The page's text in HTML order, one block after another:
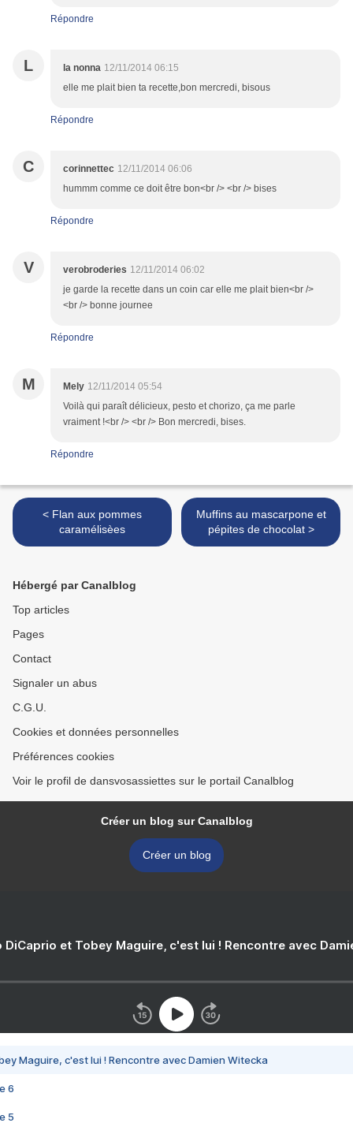
Répondre
L la nonna 12/11/2014 06:15
elle me plait bien ta recette,bon mercredi, bisous
Répondre
C corinnettec 12/11/2014 06:06
hummm comme ce doit être bon<br /> <br /> bises
Répondre
V verobroderies 12/11/2014 06:02
je garde la recette dans un coin car elle me plait bien<br />
<br /> bonne journee
Répondre
M Mely 12/11/2014 05:54
Voilà qui paraît délicieux, pesto et chorizo, ça me parle
vraiment !<br /> <br /> Bon mercredi, bises.
Répondre
< Flan aux pommes
caramélisèes
Muffins au mascarpone et
pépites de chocolat >
Hébergé par Canalblog
Top articles
Pages
Contact
Signaler un abus
C.G.U.
Cookies et données personnelles
Préférences cookies
Voir le profil de dansvosassiettes sur le portail Canalblog
Créer un blog sur Canalblog
Créer un blog
DiCaprio et Tobey Maguire, c'est lui ! Rencontre avec
Maguire, c'est lui ! Rencontre avec Damien Witecka
6
5